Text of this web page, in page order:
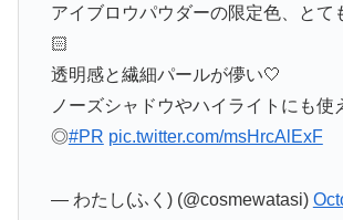
アイブロウパウダーの限定色、とて
🏻️︎
透明感と繊細パールが儚い🤍
ノーズシャドウやハイライトにも使
◎#PR pic.twitter.com/msHrcAlExF
— わたし(ふく) (@cosmewatasi)